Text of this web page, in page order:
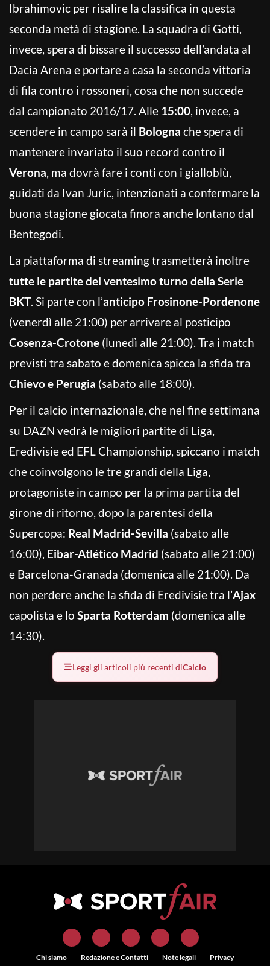
Ibrahimovic per risalire la classifica in questa
seconda metà di stagione. La squadra di Gotti,
invece, spera di bissare il successo dell’andata al
Dacia Arena e portare a casa la seconda vittoria
di fila contro i rossoneri, cosa che non succede
dal campionato 2016/17. Alle 15:00, invece, a
scendere in campo sarà il Bologna che spera di
mantenere invariato il suo record contro il
Verona, ma dovrà fare i conti con i gialloblù,
guidati da Ivan Juric, intenzionati a confermare la
buona stagione giocata finora anche lontano dal
Bentegodi.
La piattaforma di streaming trasmetterà inoltre
tutte le partite del ventesimo turno della Serie
BKT. Si parte con l’anticipo Frosinone-Pordenone
(venerdì alle 21:00) per arrivare al posticipo
Cosenza-Crotone (lunedì alle 21:00). Tra i match
previsti tra sabato e domenica spicca la sfida tra
Chievo e Perugia (sabato alle 18:00).
Per il calcio internazionale, che nel fine settimana
su DAZN vedrà le migliori partite di Liga,
Eredivisie ed EFL Championship, spiccano i match
che coinvolgono le tre grandi della Liga,
protagoniste in campo per la prima partita del
girone di ritorno, dopo la parentesi della
Supercopa: Real Madrid-Sevilla (sabato alle
16:00), Eibar-Atlético Madrid (sabato alle 21:00)
e Barcelona-Granada (domenica alle 21:00). Da
non perdere anche la sfida di Eredivisie tra l’Ajax
capolista e lo Sparta Rotterdam (domenica alle
14:30).
Leggi gli articoli più recenti diCalcio
Chi siamo Redazione e Contatti Note legali Privacy